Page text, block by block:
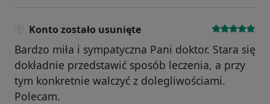
Konto zostało usunięte
Bardzo miła i sympatyczna Pani doktor. Stara się
dokładnie przedstawić sposób leczenia, a przy
tym konkretnie walczyć z dolegliwościami.
Polecam.